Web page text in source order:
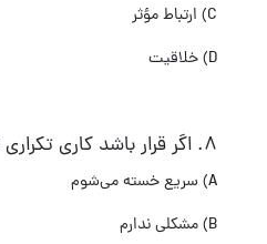
C) ارتباط مؤثر
D) خلاقیت
۸. اگر قرار باشد کاری
A) سریع خسته می‌شوم
B) مشکلی ندارم